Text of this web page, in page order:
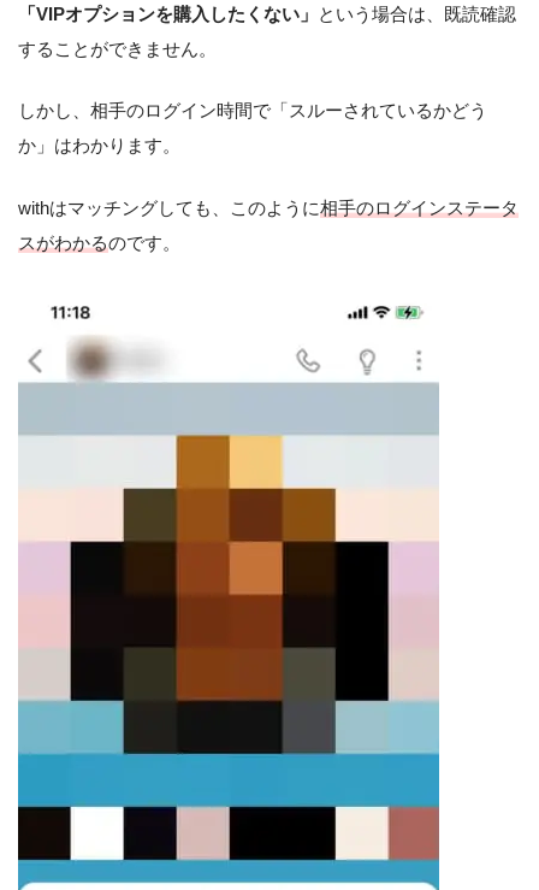
「VIPオプションを購入したくない」 という場合は、既読確認
することができません。
しかし、相手のログイン時間で「スルーされているかどう
か」はわかります。
withはマッチングしても、このように相手のログインステータ
スがわかるのです。